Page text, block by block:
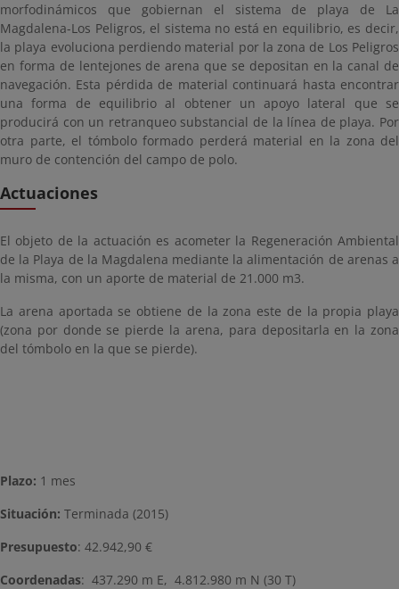
morfodinámicos que gobiernan el sistema de playa de La
Magdalena-Los Peligros, el sistema no está en equilibrio, es decir,
la playa evoluciona perdiendo material por la zona de Los Peligros
en forma de lentejones de arena que se depositan en la canal de
navegación. Esta pérdida de material continuará hasta encontrar
una forma de equilibrio al obtener un apoyo lateral que se
producirá con un retranqueo substancial de la línea de playa. Por
otra parte, el tómbolo formado perderá material en la zona del
muro de contención del campo de polo.
Actuaciones
El objeto de la actuación es acometer la Regeneración Ambiental
de la Playa de la Magdalena mediante la alimentación de arenas a
la misma, con un aporte de material de 21.000 m3.
La arena aportada se obtiene de la zona este de la propia playa
(zona por donde se pierde la arena, para depositarla en la zona
del tómbolo en la que se pierde).
Plazo: 1 mes
Situación: Terminada (2015)
Presupuesto: 42.942,90 €
Coordenadas: 437.290 m E, 4.812.980 m N (30 T)